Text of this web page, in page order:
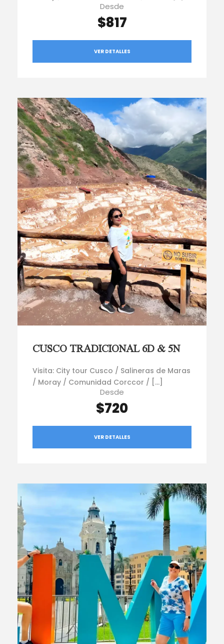
Desde
$817
VER DETALLES
CUSCO TRADICIONAL 6D & 5N
Visita: City tour Cusco / Salineras de Maras
/ Moray / Comunidad Corccor / […]
Desde
$720
VER DETALLES